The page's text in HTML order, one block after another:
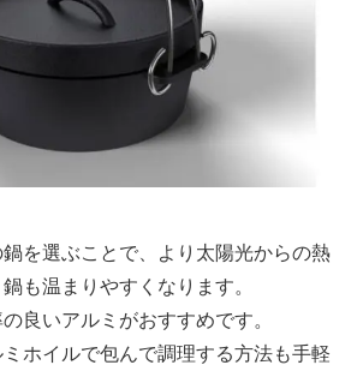
を選ぶことで、より太陽光からの熱
も温まりやすくなります。
良いアルミがおすすめです。
ホイルで包んで調理する方法も手軽